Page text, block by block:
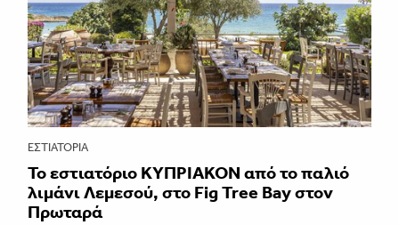
ΕΣΤΙΑΤΌΡΙΑ
Το εστιατόριο ΚΥΠΡΙΑΚΟΝ από το παλιό
λιμάνι Λεμεσού, στο Fig Tree Bay στον
Πρωταρά